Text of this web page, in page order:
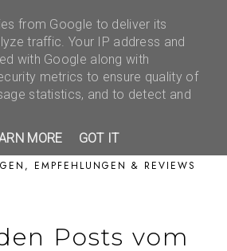
EMPFEHLUNGEN & REVIEWS
Posts vom
from Google to deliver its
traffic. Your IP address and
with Google along with
metrics to ensure quality of
statistics, and to detect and
MORE
GOT IT